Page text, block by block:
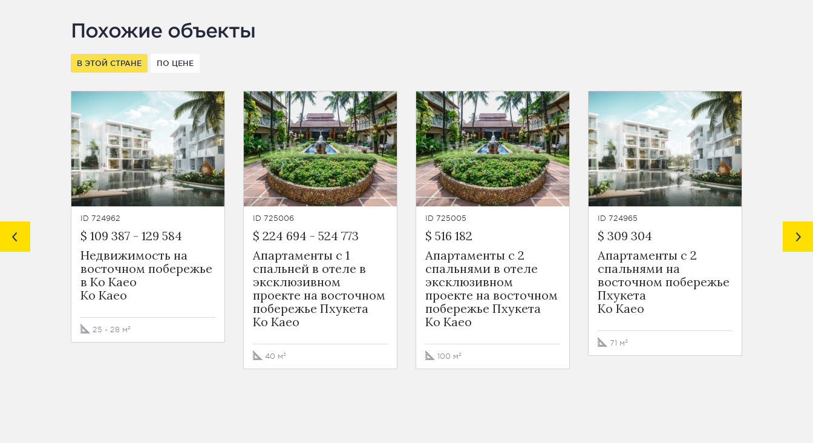
Похожие объекты
В ЭТОЙ СТРАНЕ ПО ЦЕНЕ
ID 724962
$ 109 387 - 129 584
Недвижимость на
восточном побережье
в Ко Каео
Ko Kaeo
25 - 28 м²
ID 725006
$ 224 694 - 524 773
Апартаменты с 1
спальней в отеле в
эксклюзивном
проекте на восточном
побережье Пхукета
Ko Kaeo
40 м²
ID 725005
$ 516 182
Апартаменты с 2
спальнями в отеле
эксклюзивном
проекте на восточном
побережье Пхукета
Ko Kaeo
100 м²
ID 724965
$ 309 304
Апартаменты с 2
спальнями на
восточном побережье
Пхукета
Ko Kaeo
71 м²
$ 140